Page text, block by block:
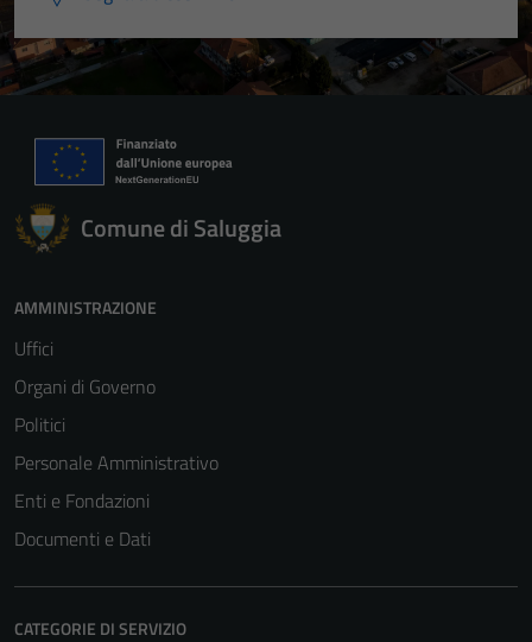
Comune di Saluggia
AMMINISTRAZIONE
Uffici
Organi di Governo
Politici
Personale Amministrativo
Enti e Fondazioni
Documenti e Dati
CATEGORIE DI SERVIZIO